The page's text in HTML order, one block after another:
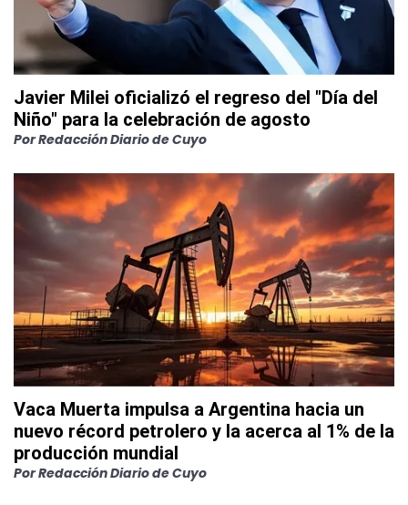
Javier Milei oficializó el regreso del "Día del
Niño" para la celebración de agosto
PorRedacción Diario de Cuyo
Vaca Muerta impulsa a Argentina hacia un
nuevo récord petrolero y la acerca al 1% de la
producción mundial
PorRedacción Diario de Cuyo